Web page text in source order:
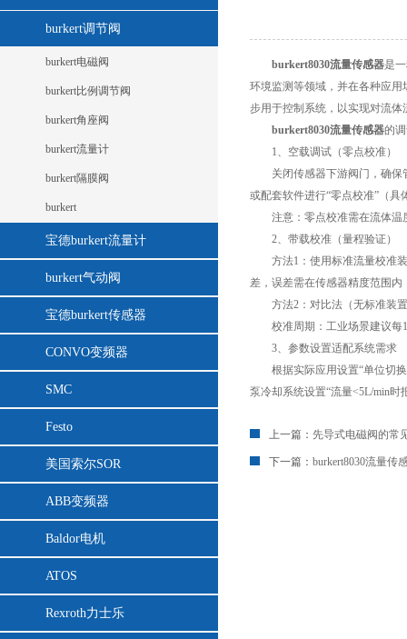
burkert调节阀
burkert电磁阀
burkert比例调节阀
burkert角座阀
burkert流量计
burkert隔膜阀
burkert
宝德burkert流量计
burkert气动阀
宝德burkert传感器
CONVO变频器
SMC
Festo
美国索尔SOR
ABB变频器
Baldor电机
ATOS
Rexroth力士乐
burkert8030流量传感器是
环境监测等领域，并在各种应
步用于控制系统，以实现对流体
burkert8030流量传感器的
1、空载调试（零点校准）
关闭传感器下游阀门，确保管
或配套软件进行“零点校准”（
注意：零点校准需在流体温
2、带载校准（量程验证）
方法1：使用标准流量校准装
差，误差需在传感器精度范围内
方法2：对比法（无标准装置
校准周期：工业场景建议每1-
3、参数设置适配系统需求
根据实际应用设置“单位切换”
泵冷却系统设置“流量<5L/min时
上一篇： 先导式电磁阀的常
下一篇： burkert8030流量传